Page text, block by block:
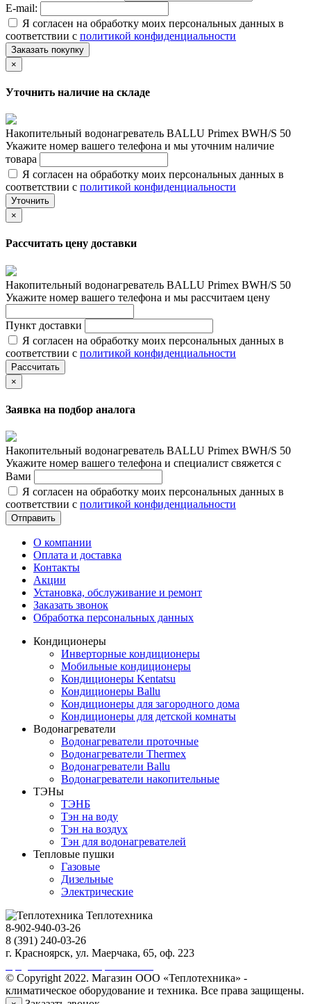
E-mail:
Я согласен на обработку моих персональных данных в
соответствии с политикой конфиденциальности
Заказать покупку
×
Уточнить наличие на складе
Накопительный водонагреватель BALLU Primex BWH/S 50
Укажите номер вашего телефона и мы уточним наличие
товара
Я согласен на обработку моих персональных данных в
соответствии с политикой конфиденциальности
Уточнить
×
Рассчитать цену доставки
Накопительный водонагреватель BALLU Primex BWH/S 50
Укажите номер вашего телефона и мы рассчитаем цену
Пункт доставки
Я согласен на обработку моих персональных данных в
соответствии с политикой конфиденциальности
Рассчитать
×
Заявка на подбор аналога
Накопительный водонагреватель BALLU Primex BWH/S 50
Укажите номер вашего телефона и специалист свяжется с
Вами
Я согласен на обработку моих персональных данных в
соответствии с политикой конфиденциальности
Отправить
О компании
Оплата и доставка
Контакты
Акции
Установка, обслуживание и ремонт
Заказать звонок
Обработка персональных данных
Кондиционеры
Инверторные кондиционеры
Мобильные кондиционеры
Кондиционеры Kentatsu
Кондиционеры Ballu
Кондиционеры для загородного дома
Кондиционеры для детской комнаты
Водонагреватели
Водонагреватели проточные
Водонагреватели Thermex
Водонагреватели Ballu
Водонагреватели накопительные
ТЭНы
ТЭНБ
Тэн на воду
Тэн на воздух
Тэн для водонагревателей
Тепловые пушки
Газовые
Дизельные
Электрические
Теплотехника
8-902-940-03-26
8 (391) 240-03-26
г. Красноярск, ул. Маерчака, 65, оф. 223
© Copyright 2022. Магазин ООО «Теплотехника» -
климатическое оборудование и техника. Все права защищены.